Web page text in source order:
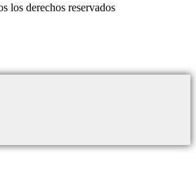
derechos reservados